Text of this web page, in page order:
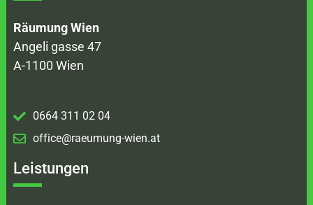
Räumung Wien
Angeli gasse 47
A-1100 Wien
0664 311 02 04
office@raeumung-wien.at
Leistungen